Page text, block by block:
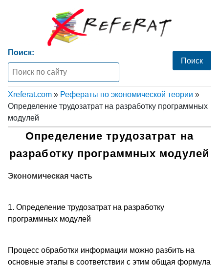
Поиск:
Xreferat.com » Рефераты по экономической теории »
Определение трудозатрат на разработку программных
модулей
Определение трудозатрат на
разработку программных модулей
Экономическая часть
1. Определение трудозатрат на разработку
программных модулей
Процесс обработки информации можно разбить на
основные этапы в соответствии с этим общая формула